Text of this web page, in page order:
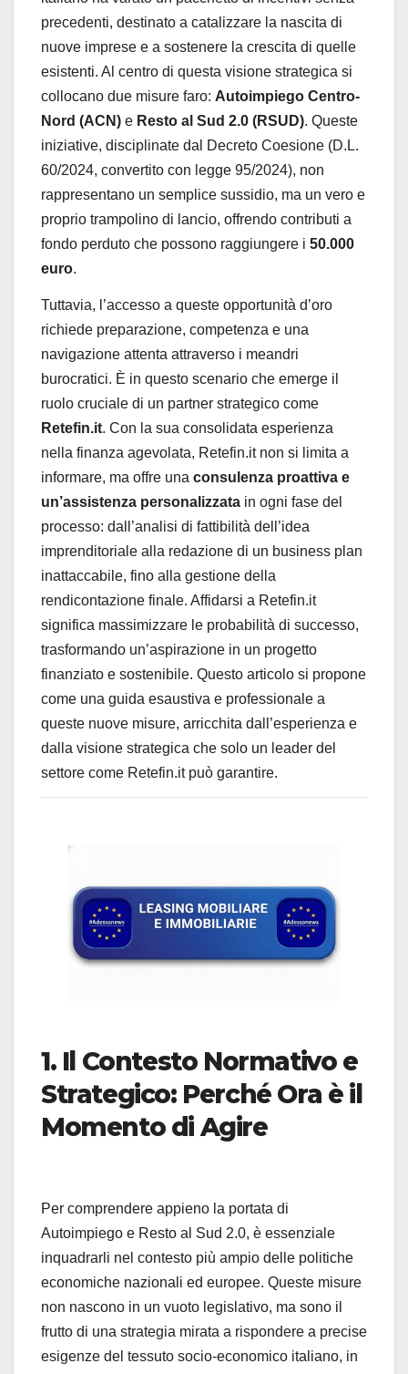
precedenti, destinato a catalizzare la nascita di
nuove imprese e a sostenere la crescita di quelle
esistenti. Al centro di questa visione strategica si
collocano due misure faro: Autoimpiego Centro-
Nord (ACN) e Resto al Sud 2.0 (RSUD). Queste
iniziative, disciplinate dal Decreto Coesione (D.L.
60/2024, convertito con legge 95/2024), non
rappresentano un semplice sussidio, ma un vero e
proprio trampolino di lancio, offrendo contributi a
fondo perduto che possono raggiungere i 50.000
euro.
Tuttavia, l’accesso a queste opportunità d’oro
richiede preparazione, competenza e una
navigazione attenta attraverso i meandri
burocratici. È in questo scenario che emerge il
ruolo cruciale di un partner strategico come
Retefin.it. Con la sua consolidata esperienza
nella finanza agevolata, Retefin.it non si limita a
informare, ma offre una consulenza proattiva e
un’assistenza personalizzata in ogni fase del
processo: dall’analisi di fattibilità dell’idea
imprenditoriale alla redazione di un business plan
inattaccabile, fino alla gestione della
rendicontazione finale. Affidarsi a Retefin.it
significa massimizzare le probabilità di successo,
trasformando un’aspirazione in un progetto
finanziato e sostenibile. Questo articolo si propone
come una guida esaustiva e professionale a
queste nuove misure, arricchita dall’esperienza e
dalla visione strategica che solo un leader del
settore come Retefin.it può garantire.
1. Il Contesto Normativo e
Strategico: Perché Ora è il
Momento di Agire
Per comprendere appieno la portata di
Autoimpiego e Resto al Sud 2.0, è essenziale
inquadrarli nel contesto più ampio delle politiche
economiche nazionali ed europee. Queste misure
non nascono in un vuoto legislativo, ma sono il
frutto di una strategia mirata a rispondere a precise
esigenze del tessuto socio-economico italiano, in